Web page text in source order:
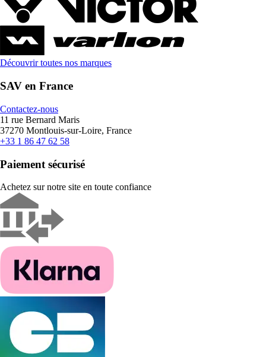
Découvrir toutes nos marques
SAV en France
Contactez-nous
11 rue Bernard Maris
37270 Montlouis-sur-Loire, France
+33 1 86 47 62 58
Paiement sécurisé
Achetez sur notre site en toute confiance